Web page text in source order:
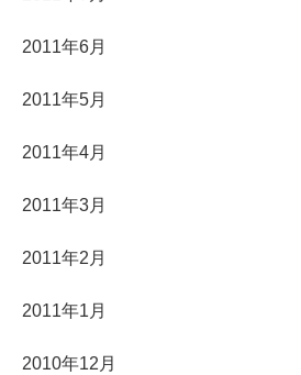
2011年6月
2011年5月
2011年4月
2011年3月
2011年2月
2011年1月
2010年12月